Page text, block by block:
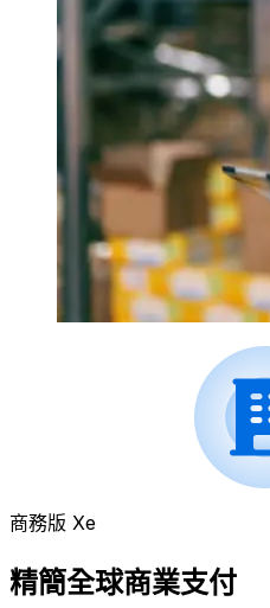
商務版 Xe
精簡全球商業支付